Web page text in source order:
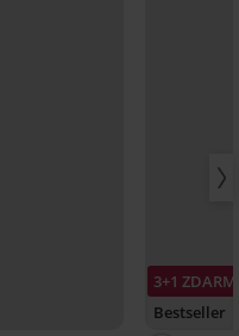
3+1
Bestseller